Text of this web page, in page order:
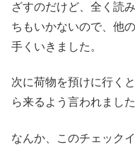
ざすのだけど、全く読
ちもいかないので、他
手くいきました。
次に荷物を預けに行く
ら来るよう言われました
なんか、このチェック